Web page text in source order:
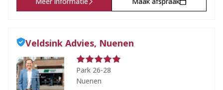
Veldsink Advies, Nuenen
Park 26-28
Nuenen